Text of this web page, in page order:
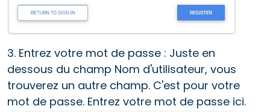
3. Entrez votre mot de passe : Juste en
dessous du champ Nom d'utilisateur, vous
trouverez un autre champ. C'est pour votre
mot de passe. Entrez votre mot de passe ici.